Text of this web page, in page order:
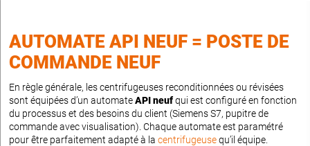
AUTOMATE API NEUF = POSTE DE
COMMANDE NEUF
En règle générale, les centrifugeuses reconditionnées ou révisées
sont équipées d’un automateAPI neufqui est configuré en fonction
du processus et des besoins du client (Siemens S7, pupitre de
commande avec visualisation). Chaque automate est paramétré
pour être parfaitement adapté à la centrifugeusequ’il équipe.